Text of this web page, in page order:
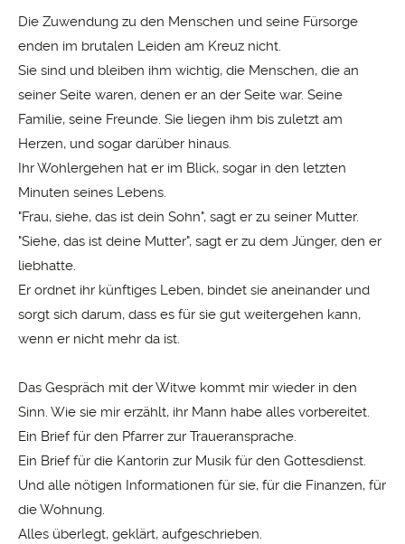
Die Zuwendung zu den Menschen und seine Fürsorge
enden im brutalen Leiden am Kreuz nicht.
Sie sind und bleiben ihm wichtig, die Menschen, die an
seiner Seite waren, denen er an der Seite war. Seine
Familie, seine Freunde. Sie liegen ihm bis zuletzt am
Herzen, und sogar darüber hinaus.
Ihr Wohlergehen hat er im Blick, sogar in den letzten
Minuten seines Lebens.
"Frau, siehe, das ist dein Sohn", sagt er zu seiner Mutter.
"Siehe, das ist deine Mutter", sagt er zu dem Jünger, den er
liebhatte.
Er ordnet ihr künftiges Leben, bindet sie aneinander und
sorgt sich darum, dass es für sie gut weitergehen kann,
wenn er nicht mehr da ist.
Das Gespräch mit der Witwe kommt mir wieder in den
Sinn. Wie sie mir erzählt, ihr Mann habe alles vorbereitet.
Ein Brief für den Pfarrer zur Traueransprache.
Ein Brief für die Kantorin zur Musik für den Gottesdienst.
Und alle nötigen Informationen für sie, für die Finanzen, für
die Wohnung.
Alles überlegt, geklärt, aufgeschrieben.